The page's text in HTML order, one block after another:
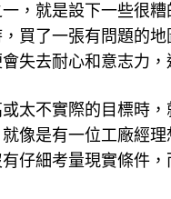
，就是設下一些很
買了一張有問題的
失去耐心和意志力
太不實際的目標時
像是有一位工廠經
仔細考量現實條件，